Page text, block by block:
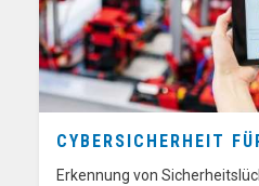
CYBERSICHERHEIT
Erkennung von